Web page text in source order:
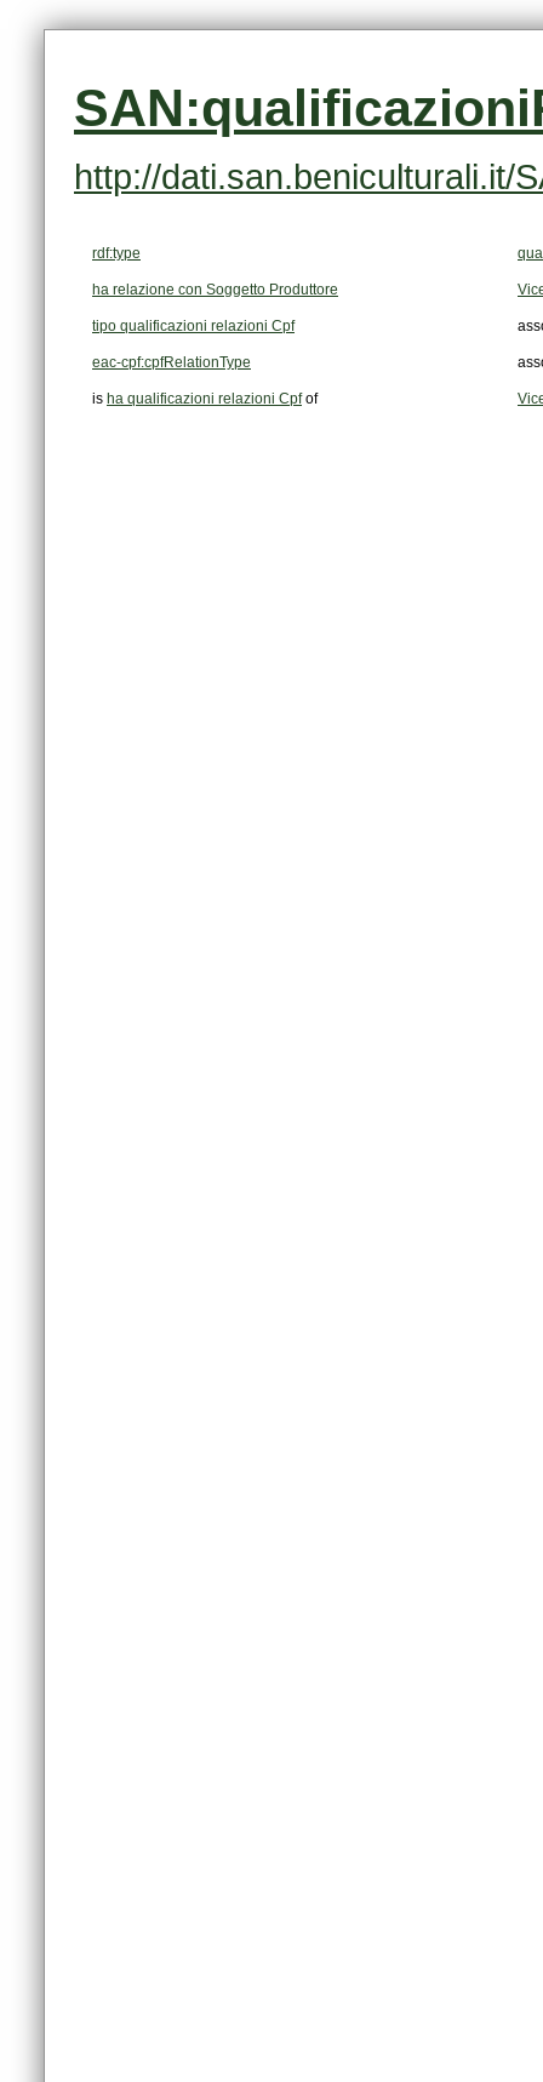
http://dati.san.beniculturali.it/
rdf:type
ha relazione con Soggetto Produttore
tipo qualificazioni relazioni Cpf
eac-cpf:cpfRelationType
is ha qualificazioni relazioni Cpfof